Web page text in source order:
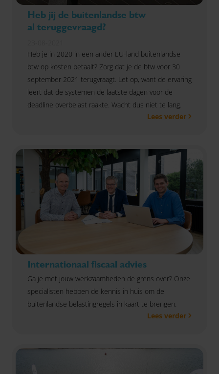
Heb jij de buitenlandse btw
al teruggevraagd?
Heb je in 2020 in een ander EU-land buitenlandse
btw op kosten betaalt? Zorg dat je de btw voor 30
september 2021 terugvraagt. Let op, want de ervaring
leert dat de systemen de laatste dagen voor de
deadline overbelast raakte. Wacht dus niet te lang.
Lees verder
Internationaal fiscaal advies
Ga je met jouw werkzaamheden de grens over? Onze
specialisten hebben de kennis in huis om de
buitenlandse belastingregels in kaart te brengen.
Lees verder